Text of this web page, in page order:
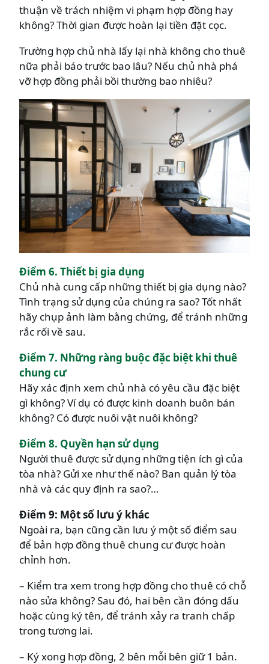
thuận về trách nhiệm vi phạm hợp đồng hay
không? Thời gian được hoàn lại tiền đặt cọc.
Trường hợp chủ nhà lấy lại nhà không cho thuê
nữa phải báo trước bao lâu? Nếu chủ nhà phá
vỡ hợp đồng phải bồi thường bao nhiêu?
Điểm 6. Thiết bị gia dụng
Chủ nhà cung cấp những thiết bị gia dụng nào?
Tình trạng sử dụng của chúng ra sao? Tốt nhất
hãy chụp ảnh làm bằng chứng, để tránh những
rắc rối về sau.
Điểm 7. Những ràng buộc đặc biệt khi thuê
chung cư
Hãy xác định xem chủ nhà có yêu cầu đặc biệt
gì không? Ví dụ có được kinh doanh buôn bán
không? Có được nuôi vật nuôi không?
Điểm 8. Quyền hạn sử dụng
Người thuê được sử dụng những tiện ích gì của
tòa nhà? Gửi xe như thế nào? Ban quản lý tòa
nhà và các quy định ra sao?…
Điểm 9: Một số lưu ý khác
Ngoài ra, bạn cũng cần lưu ý một số điểm sau
để bản hợp đồng thuê chung cư được hoàn
chỉnh hơn.
– Kiểm tra xem trong hợp đồng cho thuê có chỗ
nào sửa không? Sau đó, hai bên cần đóng dấu
hoặc cùng ký tên, để tránh xảy ra tranh chấp
trong tương lai.
– Ký xong hợp đồng, 2 bên mỗi bên giữ 1 bản.